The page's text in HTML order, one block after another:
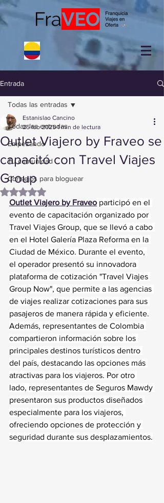
Entrada
Todas las entradas
Empezando
Tu comunidad
Consejos para bloguear
Todas las entradas
Outlet Viajero by Fraveo se
capacitó con Travel Viajes
Group
Estanislao Cancino
25 feb 2025 1 min de lectura
Obtuvo NaN de 5 estrellas.
Outlet Viajero by Fraveo participó en el
evento de capacitación organizado por
Travel Viajes Group, que se llevó a cabo
en el Hotel Galería Plaza Reforma en la
Ciudad de México. Durante el evento,
el operador presentó su innovadora
plataforma de cotización "Travel Viajes
Group Now", que permite a las agencias
de viajes realizar cotizaciones para sus
pasajeros de manera rápida y eficiente.
Además, representantes de Colombia
compartieron información sobre los
principales destinos turísticos dentro
del país, destacando las opciones más
atractivas para los viajeros. Por otro
lado, representantes de Seguros Mawdy
presentaron sus productos diseñados
especialmente para los viajeros,
ofreciendo opciones de protección y
seguridad durante sus desplazamientos.